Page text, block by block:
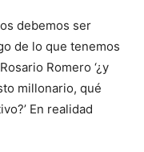
debemos ser
de lo que tenemos
Romero ‘¿y
millonario, qué
En realidad